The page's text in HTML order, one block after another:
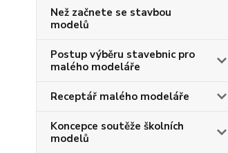
Než začnete se stavbou
modelů
Postup výběru stavebnic pro
malého modeláře
Receptář malého modeláře
Koncepce soutěže školních
modelů